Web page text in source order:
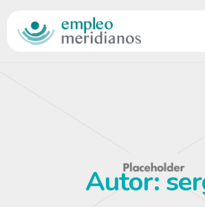
Autor: